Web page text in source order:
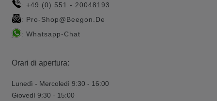
: +49 (0) 551 - 20048193
: Pro-Shop@beegon.de
: Whatsapp-Chat
Orari di apertura:
Lunedì - Mercoledì 9:30 - 16:00
Giovedì 9:30 - 15:00